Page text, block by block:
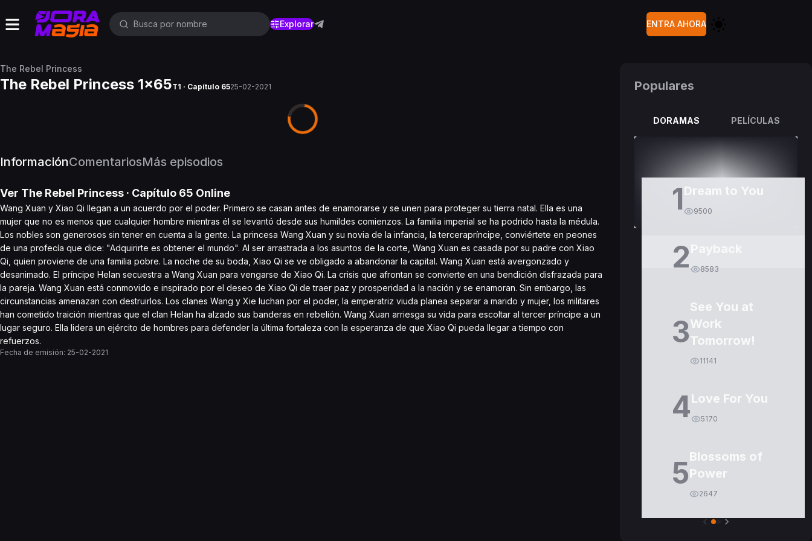
Explorar ENTRA AHORA
The Rebel Princess
The Rebel Princess 1x65T1 · Capítulo 6525-02-2021
InformaciónComentariosMás episodios
Ver The Rebel Princess · Capítulo 65 Online
Wang Xuan y Xiao Qi llegan a un acuerdo por el poder. Primero se casan antes de enamorarse y se unen para proteger su tierra natal. Ella es una
mujer que no es menos que cualquier hombre mientras él se levantó desde sus humildes comienzos. La familia imperial se ha podrido hasta la médula.
Los nobles son generosos sin tener en cuenta a la gente. La princesa Wang Xuan y su novia de la infancia, la tercerapríncipe, conviértete en peones
de una profecía que dice: "Adquirirte es obtener el mundo". Al ser arrastrada a los asuntos de la corte, Wang Xuan es casada por su padre con Xiao
Qi, quien proviene de una familia pobre. La noche de su boda, Xiao Qi se ve obligado a abandonar la capital. Wang Xuan está avergonzado y
desanimado. El príncipe Helan secuestra a Wang Xuan para vengarse de Xiao Qi. La crisis que afrontan se convierte en una bendición disfrazada para
la pareja. Wang Xuan está conmovido e inspirado por el deseo de Xiao Qi de traer paz y prosperidad a la nación y se enamoran. Sin embargo, las
circunstancias amenazan con destruirlos. Los clanes Wang y Xie luchan por el poder, la emperatriz viuda planea separar a marido y mujer, los militares
han cometido traición mientras que el clan Helan ha alzado sus banderas en rebelión. Wang Xuan arriesga su vida para escoltar al tercer príncipe a un
lugar seguro. Ella lidera un ejército de hombres para defender la última fortaleza con la esperanza de que Xiao Qi pueda llegar a tiempo con
refuerzos.
Fecha de emisión: 25-02-2021
Populares
DORAMAS PELÍCULAS
1Dream to You
9500
2 8583
3
See You at
Work
Tomorrow!
11141
4Love For You
5170
5Blossoms of
Power
2647